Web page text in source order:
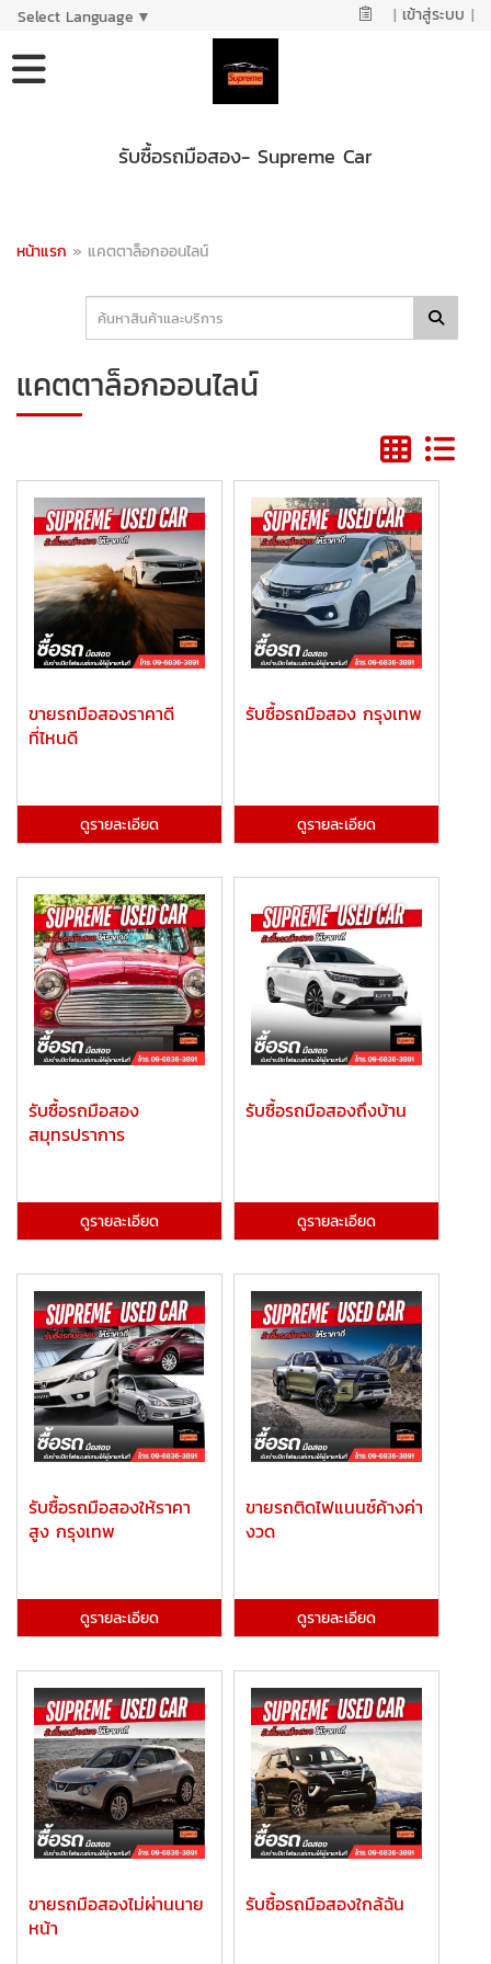
Select Language ▼ | เข้าสู่ระบบ |
รับซื้อรถมือสอง- Supreme Car
หน้าแรก » แคตตาล็อกออนไลน์
แคตตาล็อกออนไลน์
ขายรถมือสองราคาดี
ที่ไหนดี
ดูรายละเอียด
รับซื้อรถมือสอง กรุงเทพ
ดูรายละเอียด
รับซื้อรถมือสอง
สมุทรปราการ
ดูรายละเอียด
รับซื้อรถมือสองถึงบ้าน
ดูรายละเอียด
รับซื้อรถมือสองให้ราคา
สูง กรุงเทพ
ดูรายละเอียด
ขายรถติดไฟแนนซ์ค้างค่า
งวด
ดูรายละเอียด
ขายรถมือสองไม่ผ่านนาย
หน้า
รับซื้อรถมือสองใกล้ฉัน